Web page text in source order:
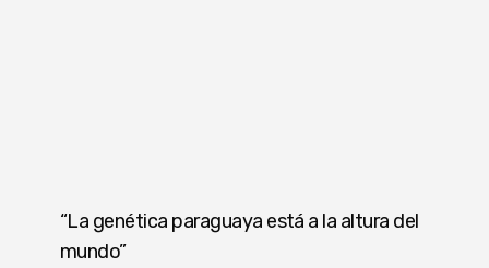
“La genética paraguaya está a la altura del
mundo”